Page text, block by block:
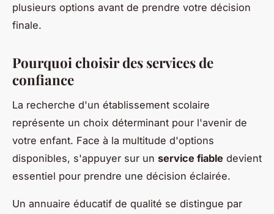
plusieurs options avant de prendre votre décision
finale.
Pourquoi choisir des services de
confiance
La recherche d'un établissement scolaire
représente un choix déterminant pour l'avenir de
votre enfant. Face à la multitude d'options
disponibles, s'appuyer sur un service fiable devient
essentiel pour prendre une décision éclairée.
Un annuaire éducatif de qualité se distingue par